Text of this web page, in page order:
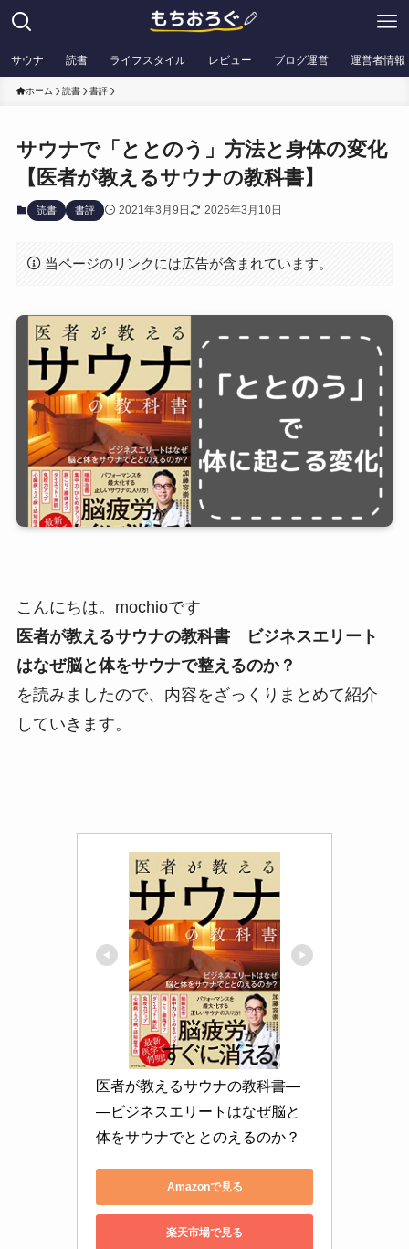
サウナ 読書 ライフスタイル レビュー ブログ運営 運営者情報
ホーム 読書 書評
サウナで「ととのう」方法と身体の変化
【医者が教えるサウナの教科書】
読書 書評 2021年3月9日 2026年3月10日
当ページのリンクには広告が含まれています。
こんにちは。mochioです
医者が教えるサウナの教科書 ビジネスエリート
はなぜ脳と体をサウナで整えるのか？
を読みましたので、内容をざっくりまとめて紹介
していきます。
医者が教えるサウナの教科書―
―ビジネスエリートはなぜ脳と
体をサウナでととのえるのか？
Amazonで見る
楽天市場で見る